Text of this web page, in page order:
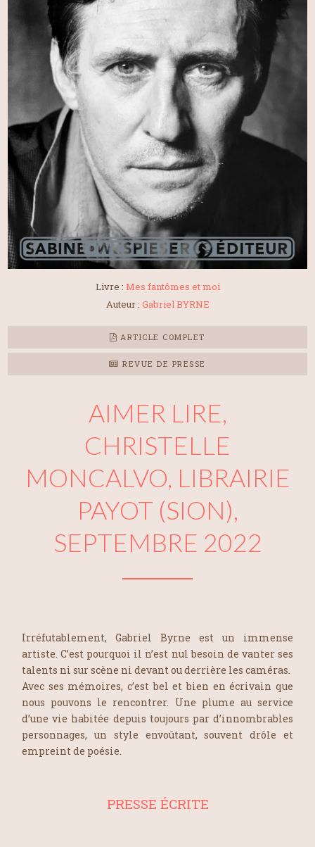
Livre : Mes fantômes et moi
Auteur : Gabriel BYRNE
ARTICLE COMPLET
REVUE DE PRESSE
AIMER LIRE,
CHRISTELLE
MONCALVO, LIBRAIRIE
PAYOT (SION),
SEPTEMBRE 2022
Irréfutablement, Gabriel Byrne est un immense
artiste. C’est pourquoi il n’est nul besoin de vanter ses
talents ni sur scène ni devant ou derrière les caméras.
Avec ses mémoires, c’est bel et bien en écrivain que
nous pouvons le rencontrer. Une plume au service
d’une vie habitée depuis toujours par d’innombrables
personnages, un style envoûtant, souvent drôle et
empreint de poésie.
PRESSE ÉCRITE